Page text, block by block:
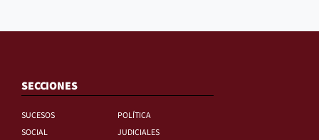
SECCIONES
SUCESOS
POLÍTICA
SOCIAL
JUDICIALES